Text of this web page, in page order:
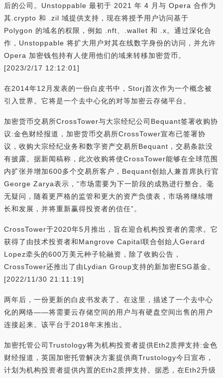
后的公司。Unstoppable 最初于 2021 年 4 月与 Opera 合作为
其.crypto 和 .zil 域提供支持，现在将授予用户访问基于
Polygon 的域名的权限，例如 .nft、.wallet 和 .x。通过深化合
作，Unstoppable 将扩大用户对其在线数字身份的访问，并允许
Opera 加密钱包持有人使用他们的域来转移加密货币。
[2023/2/17 12:12:01]
在2014年12月发表的一份白皮书中，Storj首次作为一个概念被
引入世界。它将是一个去中心化的对等加密云存储平台。
加密货币交易所CrossTower与大宗经纪公司Bequant签署收购协
议:金色财经报道，加密货币交易所CrossTower宣布已签署协
议，收购大宗经纪业务和数字资产交易所Bequant，交易条款没
有披露。据新闻稿称，此次收购将使CrossTower能够在全球范围
内扩张并增加600多个交易所客户，Bequant创始人兼首席执行官
George Zarya表示，“市场需要为下一阶段的成熟进行整合。毫
无疑问，随着更严格的监管和更大的资产负债表，市场将继续增
长和发展，并将重新赢得投资者的信任”。
CrossTower于2020年5月推出，旨在迎合机构投资者的需求。它
获得了由技术投资者和Mangrove Capital联合创始人Gerard
Lopez牵头的600万美元种子轮融资，除了收购公告，
CrossTower还推出了由Lydian Group支持的新加密ESG基金。
[2022/11/30 21:11:19]
两年后，一份更新的白皮书发表了。在这里，描述了一个去中心
化的网络——将需要云存储空间的用户与有硬盘空间出售的用户
连接起来。该平台于2018年末推出。
加密托管公司Trustology将为机构投资者提供Eth2质押支持:金色
财经报道，英国加密托管解决方案提供商Trustology今日宣布，
计划为机构投资者提供内置的Eth2质押支持。据悉，在Eth2升级